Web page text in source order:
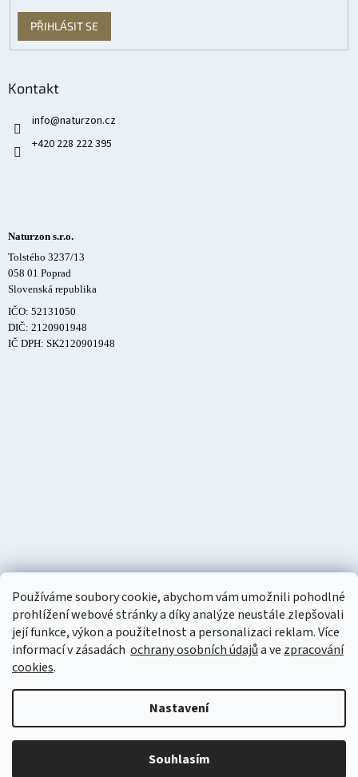
Používáme soubory cookie, abychom vám umožnili pohodlné
prohlížení webové stránky a díky analýze neustále zlepšovali
její funkce, výkon a použitelnost a personalizaci reklam. Více
informací v zásadách ochrany osobních údajůa ve zpracování
cookies.
Nastavení
Souhlasím
PŘIHLÁSIT SE
Kontakt
info@naturzon.cz
+420 228 222 395
Naturzon s.r.o.
Tolstého 3237/13
058 01 Poprad
Slovenská republika
IČO: 52131050
DIČ: 2120901948
IČ DPH: SK2120901948
Copyright 2026Naturzon.cz. Všechna práva vyhrazena.Upravit